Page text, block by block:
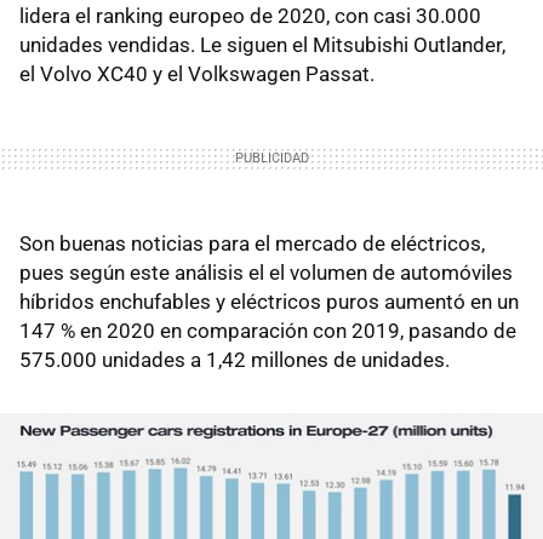
lidera el ranking europeo de 2020, con casi 30.000
unidades vendidas. Le siguen el Mitsubishi Outlander,
el Volvo XC40 y el Volkswagen Passat.
Son buenas noticias para el mercado de eléctricos,
pues según este análisis el el volumen de automóviles
híbridos enchufables y eléctricos puros aumentó en un
147 % en 2020 en comparación con 2019, pasando de
575.000 unidades a 1,42 millones de unidades.